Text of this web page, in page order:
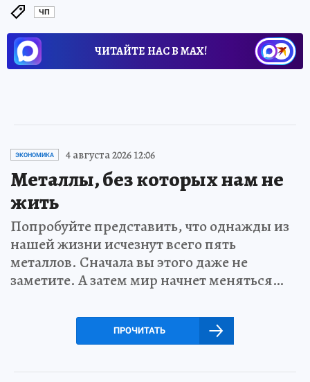
ЧП
ЧИТАЙТЕ НАС В МАХ!
ЭКОНОМИКА 4 августа 2026 12:06
Металлы, без которых нам не
жить
Попробуйте представить, что однажды из
нашей жизни исчезнут всего пять
металлов. Сначала вы этого даже не
заметите. А затем мир начнет меняться…
ПРОЧИТАТЬ